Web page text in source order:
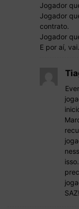
Jogador
Jogador
contrato.
Jogador
E por aí, vai.
SAZ!